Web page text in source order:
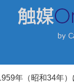
年（昭和34年